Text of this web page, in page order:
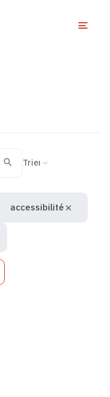
Valider
accessibilité